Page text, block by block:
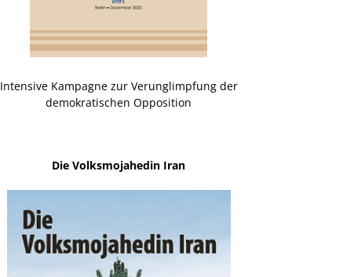
Intensive Kampagne zur Verunglimpfung der
demokratischen Opposition
Die Volksmojahedin Iran